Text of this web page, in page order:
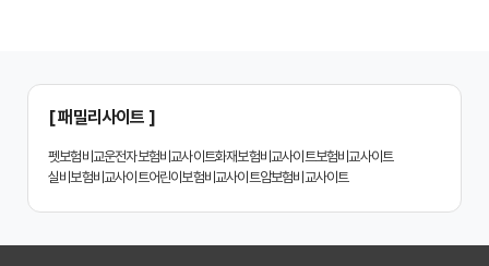
치아보험 비교사이트 똑똑하게 활용하는 3가지 꿀팁
치아보험 비교사이트 선택 전 반드시 알아야 할 5가지 핵심 질문
[ 패밀리사이트 ]
펫보험비교운전자보험비교사이트화재보험비교사이트보험비교사이트
실비보험비교사이트어린이보험비교사이트암보험비교사이트